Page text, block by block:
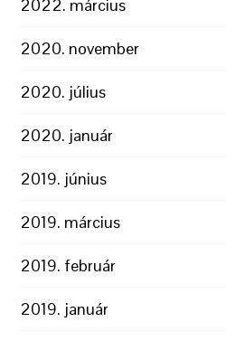
2022. március
2020. november
2020. július
2020. január
2019. június
2019. március
2019. február
2019. január